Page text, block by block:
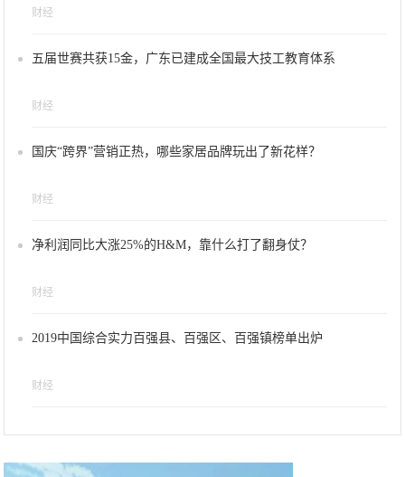
财经
五届世赛共获15金，广东已建成全国最大技工教育体系
财经
国庆“跨界”营销正热，哪些家居品牌玩出了新花样？
财经
净利润同比大涨25%的H&M，靠什么打了翻身仗？
财经
2019中国综合实力百强县、百强区、百强镇榜单出炉
财经